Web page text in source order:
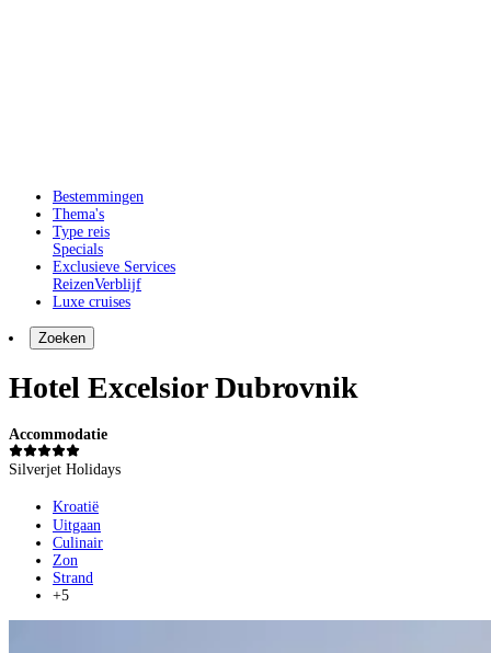
Bestemmingen
Thema's
Type reis
Specials
Exclusieve Services
ReizenVerblijf
Luxe cruises
Zoeken
Hotel Excelsior Dubrovnik
Accommodatie
Silverjet Holidays
Kroatië
Uitgaan
Culinair
Zon
Strand
+5